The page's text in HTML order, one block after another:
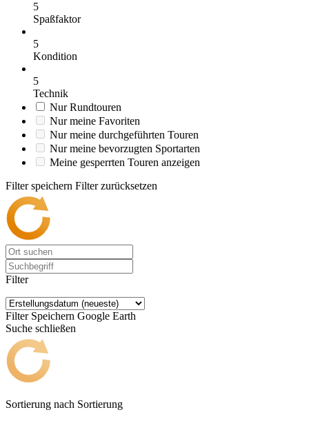
5
Spaßfaktor
5
Kondition
5
Technik
Nur Rundtouren
Nur meine Favoriten
Nur meine durchgeführten Touren
Nur meine bevorzugten Sportarten
Meine gesperrten Touren anzeigen
Filter speichern Filter zurücksetzen
Filter
Filter Speichern Google Earth
Suche schließen
Sortierung nach Sortierung